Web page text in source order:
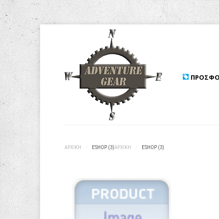
ΑΡΧΙΚΉ ESHOP (3)ΑΡΧΙΚΉ ESHOP (3)